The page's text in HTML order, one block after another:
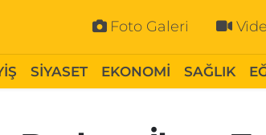
Foto Galeri
SİYASET EKONOMİ SAĞLIK